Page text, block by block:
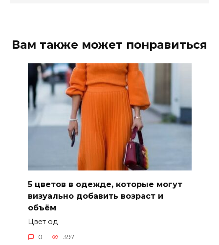
Вам также может понравиться
5 цветов в одежде, которые могут
визуально добавить возраст и
объём
Цвет од
0 397